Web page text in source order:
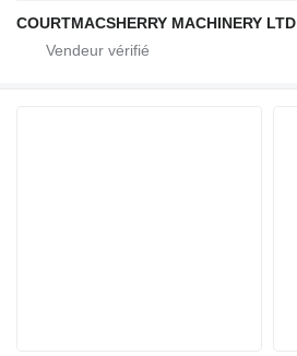
COURTMACSHERRY MACHINERY LTD